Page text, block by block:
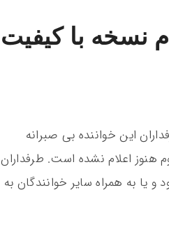
نسخه با کیفیت
شود و طرفداران این خواننده بی صبرانه
هنوز اعلام نشده است. طرفداران
یا به همراه سایر خوانندگان به